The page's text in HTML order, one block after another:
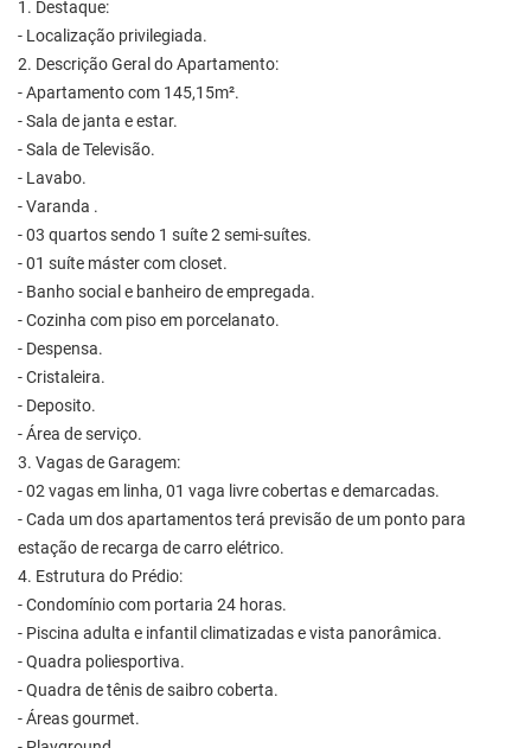
1. Destaque:
- Localização privilegiada.
2. Descrição Geral do Apartamento:
- Apartamento com 145,15m².
- Sala de janta e estar.
- Sala de Televisão.
- Lavabo.
- Varanda .
- 03 quartos sendo 1 suíte 2 semi-suítes.
- 01 suíte máster com closet.
- Banho social e banheiro de empregada.
- Cozinha com piso em porcelanato.
- Despensa.
- Cristaleira.
- Deposito.
- Área de serviço.
3. Vagas de Garagem:
- 02 vagas em linha, 01 vaga livre cobertas e demarcadas.
- Cada um dos apartamentos terá previsão de um ponto para
estação de recarga de carro elétrico.
4. Estrutura do Prédio:
- Condomínio com portaria 24 horas.
- Piscina adulta e infantil climatizadas e vista panorâmica.
- Quadra poliesportiva.
- Quadra de tênis de saibro coberta.
- Áreas gourmet.